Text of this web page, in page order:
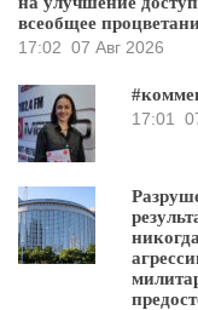
всеобщее
17:02 07 Авг 2026
17:01